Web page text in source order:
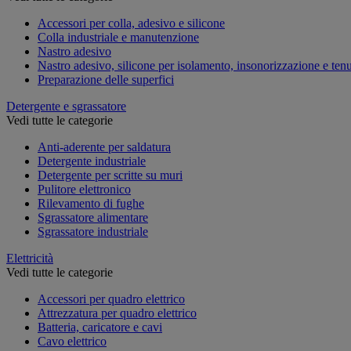
Accessori per colla, adesivo e silicone
Colla industriale e manutenzione
Nastro adesivo
Nastro adesivo, silicone per isolamento, insonorizzazione e
Preparazione delle superfici
Detergente e sgrassatore
Vedi tutte le categorie
Anti-aderente per saldatura
Detergente industriale
Detergente per scritte su muri
Pulitore elettronico
Rilevamento di fughe
Sgrassatore alimentare
Sgrassatore industriale
Elettricità
Vedi tutte le categorie
Accessori per quadro elettrico
Attrezzatura per quadro elettrico
Batteria, caricatore e cavi
Cavo elettrico